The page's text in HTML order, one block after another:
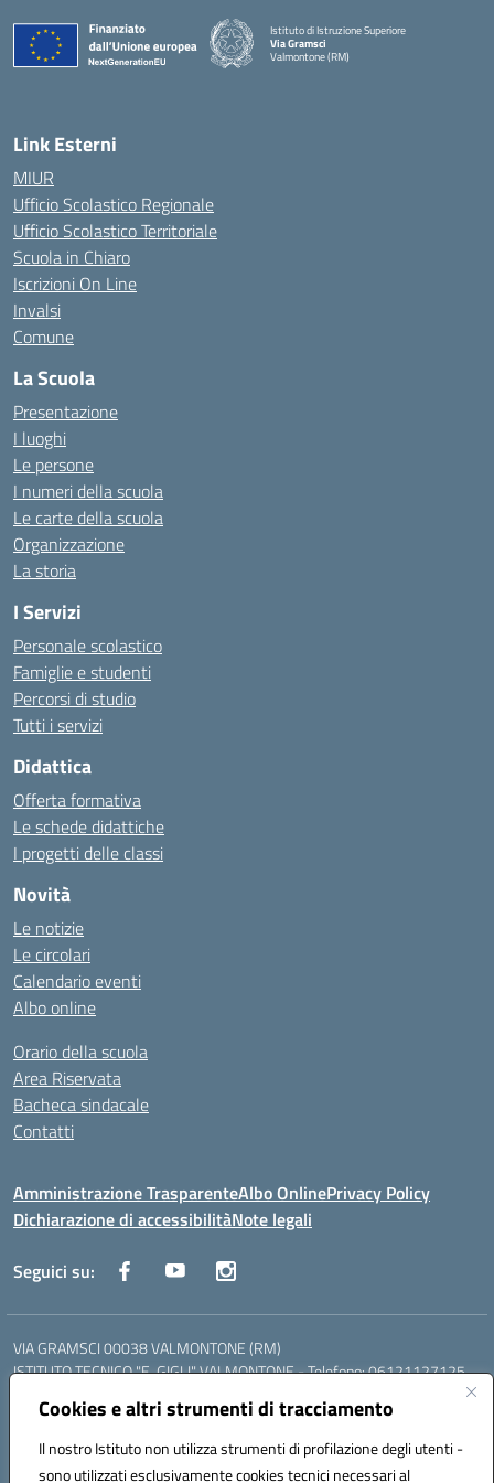
Cookies e altri strumenti di tracciamento
Il nostro Istituto non utilizza strumenti di profilazione degli utenti -
sono utilizzati esclusivamente cookies tecnici necessari al
Istituto di Istruzione Superiore
Via Gramsci
Valmontone (RM)
Link Esterni
MIUR
Ufficio Scolastico Regionale
Ufficio Scolastico Territoriale
Scuola in Chiaro
Iscrizioni On Line
Invalsi
Comune
La Scuola
Presentazione
I luoghi
Le persone
I numeri della scuola
Le carte della scuola
Organizzazione
La storia
I Servizi
Personale scolastico
Famiglie e studenti
Percorsi di studio
Tutti i servizi
Didattica
Offerta formativa
Le schede didattiche
I progetti delle classi
Novità
Le notizie
Le circolari
Calendario eventi
Albo online
Orario della scuola
Area Riservata
Bacheca sindacale
Contatti
Amministrazione TrasparenteAlbo OnlinePrivacy Policy
Dichiarazione di accessibilitàNote legali
Seguici su:
VIA GRAMSCI 00038 VALMONTONE (RM)
ISTITUTO TECNICO "E. GIGLI" VALMONTONE - Telefono: 06121127125
06121126825
LICEO DELLE SCIENZE UMANE "P.L. NERVI" SEGNI - Telefono: